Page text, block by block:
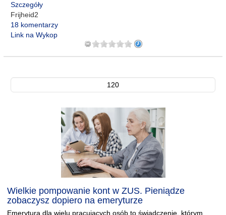
Szczegóły
Frijheid2
18 komentarzy
Link na Wykop
120
Wielkie pompowanie kont w ZUS. Pieniądze
zobaczysz dopiero na emeryturze
Emerytura dla wielu pracujących osób to świadczenie, którym